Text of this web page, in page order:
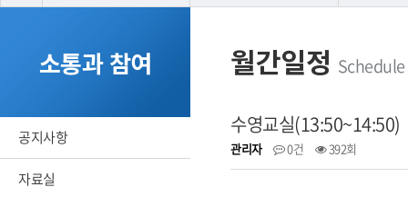
소통과 참여
공지사항
자료실
월간일정 Schedule
수영교실(13:50~14:50)
관리자 0건 392회